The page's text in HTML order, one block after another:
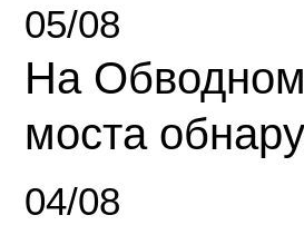
05/08
На Обводном
моста
04/08